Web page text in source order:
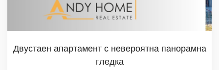
Двустаен апартамент с невероятна панорамна
гледка